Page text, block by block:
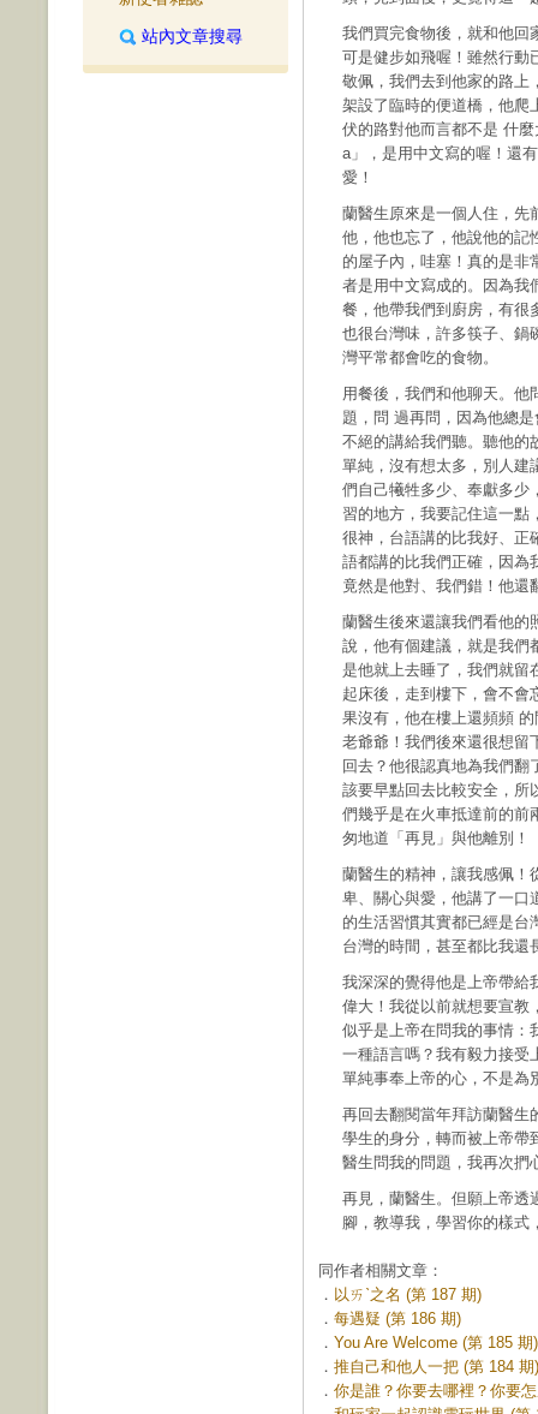
站內文章搜尋
我們買完食物後，就和他回
可是健步如飛喔！雖然行動
敬佩，我們去到他家的路上
架設了臨時的便道橋，他爬
伏的路對他而言都不是 什
a」，是用中文寫的喔！還
愛！
蘭醫生原來是一個人住，先
他，他也忘了，他說他的記
的屋子內，哇塞！真的是非
者是用中文寫成的。因為我
餐，他帶我們到廚房，有很
也很台灣味，許多筷子、鍋
灣平常都會吃的食物。
用餐後，我們和他聊天。
題，問 過再問，因為他總
不絕的講給我們聽。聽他的
單純，沒有想太多，別人建
們自己犧牲多少、奉獻多少
習的地方，我要記住這一點
很神，台語講的比我好、正
語都講的比我們正確，因為
竟然是他對、我們錯！他還
蘭醫生後來還讓我們看他的
說，他有個建議，就是我們
是他就上去睡了，我們就留
起床後，走到樓下，會不會
果沒有，他在樓上還頻頻
老爺爺！我們後來還很想留
回去？他很認真地為我們
該要早點回去比較安全，所
們幾乎是在火車抵達前的前
匆地道「再見」與他離別！
蘭醫生的精神，讓我感佩！
卑、關心與愛，他講了一口
的生活習慣其實都已經是台
台灣的時間，甚至都比我還
我深深的覺得他是上帝帶給
偉大！我從以前就想要宣教
似乎是上帝在問我的事情：
一種語言嗎？我有毅力接受
單純事奉上帝的心，不是為
再回去翻閱當年拜訪蘭醫生
學生的身分，轉而被上帝帶
醫生問我的問題，我再次捫
再見，蘭醫生。但願上帝透
腳，教導我，學習你的樣式
同作者相關文章：
． 以ㄞˋ之名 (第 187 期)
． 每遇疑 (第 186 期)
． You Are Welcome (第 185 期)
． 推自己和他人一把 (第 184 期)
． 你是誰？你要去哪裡？你要